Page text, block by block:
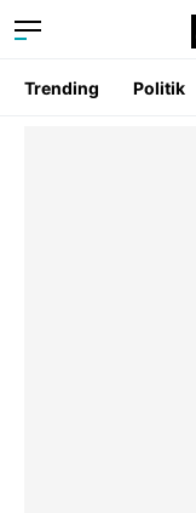
Trending Politik